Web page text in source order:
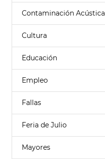
Contaminación Acústica
Cultura
Educación
Empleo
Fallas
Feria de Julio
Mayores